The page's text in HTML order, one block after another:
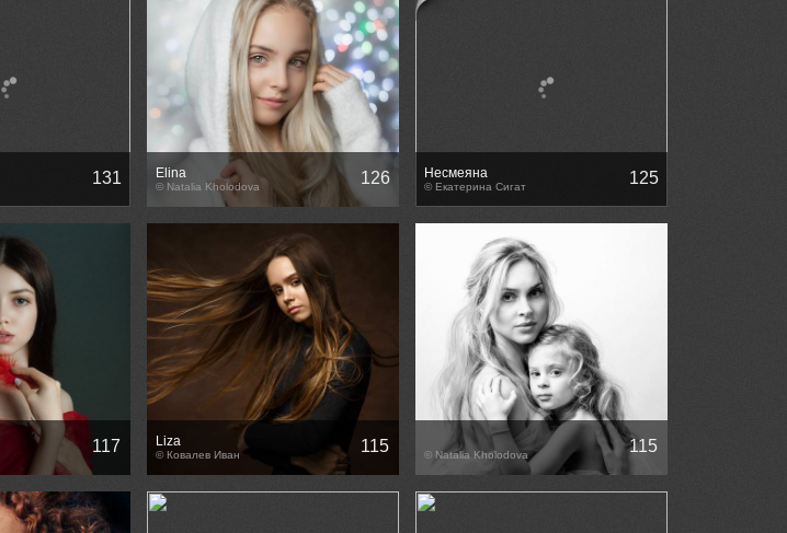
131 Elina
© Natalia Kholodova 126 Несмеяна
© Екатерина Сигат 125
117 Liza
© Ковалев Иван 115 © Natalia Kholodova 115